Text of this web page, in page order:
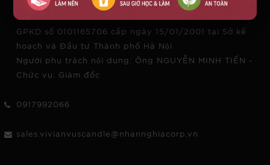
Địa chỉ: Số 236 Âu Cơ, Phường Hồng Hà, TP Hà Nội,
Việt Nam
GPKD số 0101165706 cấp ngày 15/01/2001 tại Sở kế
hoạch và Đầu tư Thành phố Hà Nội
Người phụ trách nội dung: Ông NGUYỄN MINH TIẾN -
Chức vụ: Giám đốc
0917992066
sales.vivianvuscandle@nhannghiacorp.vn